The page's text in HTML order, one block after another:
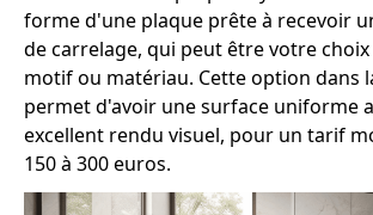
forme d'une plaque prête à recevoir
de carrelage, qui peut être votre choix
motif ou matériau. Cette option dans
permet d'avoir une surface uniforme
excellent rendu visuel, pour un tarif
150 à 300 euros.